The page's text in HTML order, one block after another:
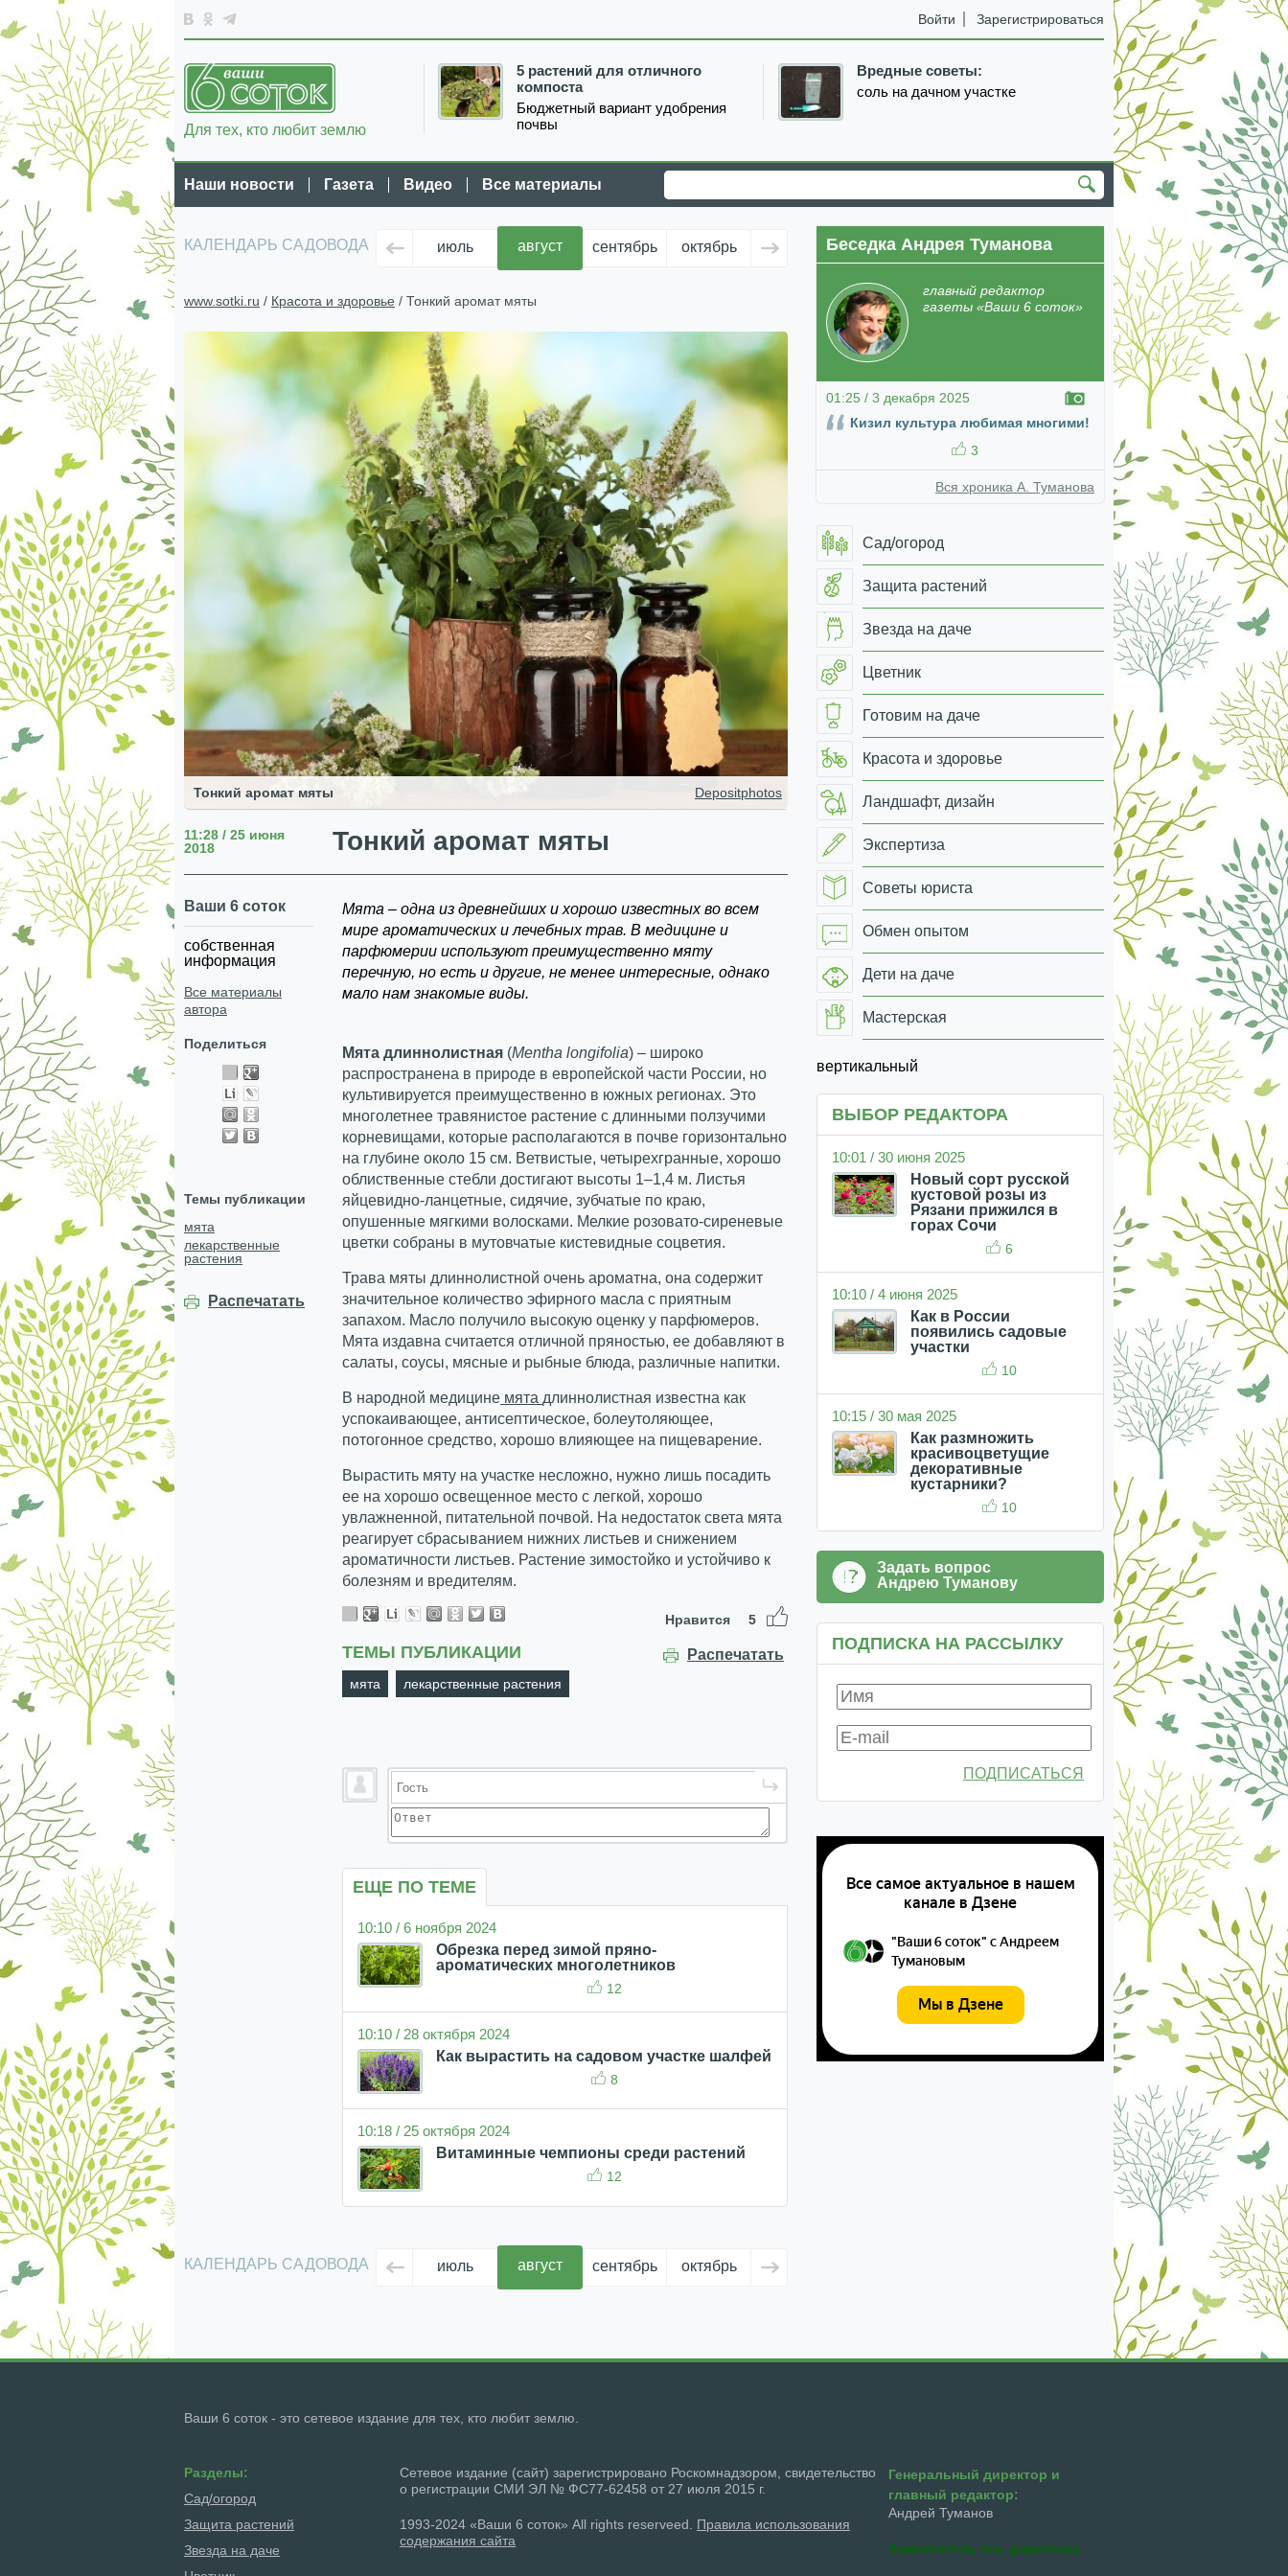
Войти Зарегистрироваться
5 растений для отличного
компоста
Бюджетный вариант удобрения
почвы
Вредные советы:
соль на дачном участке
Для тех, кто любит землю
Наши новости Газета Видео Все материалы
КАЛЕНДАРЬ САДОВОДА июль август сентябрь октябрь ноябрь декабрь январь февраль март апрель
www.sotki.ru / Красота и здоровье / Тонкий аромат мяты
Depositphotos
Тонкий аромат мяты
11:28 / 25 июня
2018
Тонкий аромат мяты
Ваши 6 соток
собственная
информация
Все материалы
автора
Поделиться
Темы публикации
мята
лекарственные
растения
Распечатать
Мята – одна из древнейших и хорошо известных во всем
мире ароматических и лечебных трав. В медицине и
парфюмерии используют преимущественно мяту
перечную, но есть и другие, не менее интересные, однако
мало нам знакомые виды.
Мята длиннолистная (Mentha longifolia) – широко
распространена в природе в европейской части России, но
культивируется преимущественно в южных регионах. Это
многолетнее травянистое растение с длинными ползучими
корневищами, которые располагаются в почве горизонтально
на глубине около 15 см. Ветвистые, четырехгранные, хорошо
облиственные стебли достигают высоты 1–1,4 м. Листья
яйцевидно-ланцетные, сидячие, зубчатые по краю,
опушенные мягкими волосками. Мелкие розовато-сиреневые
цветки собраны в мутовчатые кистевидные соцветия.
Трава мяты длиннолистной очень ароматна, она содержит
значительное количество эфирного масла с приятным
запахом. Масло получило высокую оценку у парфюмеров.
Мята издавна считается отличной пряностью, ее добавляют в
салаты, соусы, мясные и рыбные блюда, различные напитки.
В народной медицине мята длиннолистная известна как
успокаивающее, антисептическое, болеутоляющее,
потогонное средство, хорошо влияющее на пищеварение.
Вырастить мяту на участке несложно, нужно лишь посадить
ее на хорошо освещенное место с легкой, хорошо
увлажненной, питательной почвой. На недостаток света мята
реагирует сбрасыванием нижних листьев и снижением
ароматичности листьев. Растение зимостойко и устойчиво к
болезням и вредителям.
Нравится 5
Распечатать
ТЕМЫ ПУБЛИКАЦИИ
мята лекарственные растения
ЕЩЕ ПО ТЕМЕ
10:10 / 6 ноября 2024
Обрезка перед зимой пряно-
ароматических многолетников
12
10:10 / 28 октября 2024
Как вырастить на садовом участке шалфей
8
10:18 / 25 октября 2024
Витаминные чемпионы среди растений
12
КАЛЕНДАРЬ САДОВОДА июль август сентябрь октябрь ноябрь март апрель
Беседка Андрея Туманова
главный редактор
газеты «Ваши 6 соток»
01:25 / 3 декабря 2025
Кизил культура любимая многими!
3
Вся хроника А. Туманова
Сад/огород
Защита растений
Звезда на даче
Цветник
Готовим на даче
Красота и здоровье
Ландшафт, дизайн
Экспертиза
Советы юриста
Обмен опытом
Дети на даче
Мастерская
вертикальный
ВЫБОР РЕДАКТОРА
10:01 / 30 июня 2025
Новый сорт русской
кустовой розы из
Рязани прижился в
горах Сочи
6
10:10 / 4 июня 2025
Как в России
появились садовые
участки
10
10:15 / 30 мая 2025
Как размножить
красивоцветущие
декоративные
кустарники?
10
Задать вопрос
Андрею Туманову
ПОДПИСКА НА РАССЫЛКУ
ПОДПИСАТЬСЯ
Ваши 6 соток - это сетевое издание для тех, кто любит землю.
Разделы:
Сад/огород
Защита растений
Звезда на даче
Сетевое издание (сайт) зарегистрировано Роскомнадзором, свидетельство
о регистрации СМИ ЭЛ № ФС77-62458 от 27 июля 2015 г.
1993-2024 «Ваши 6 соток» All rights reserveed. Правила использования
содержания сайта
Генеральный директор и
главный редактор:
Андрей Туманов
Заместитель ген. директора